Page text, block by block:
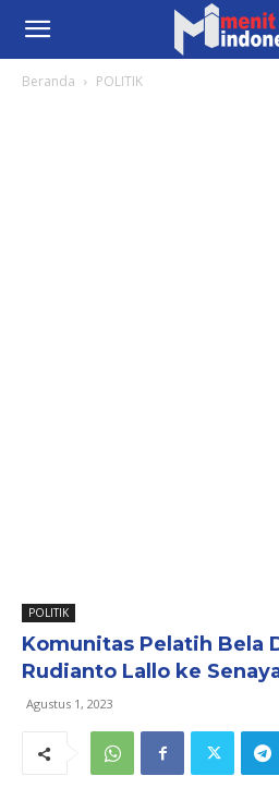
Beranda POLITIK
POLITIK
Komunitas Pelatih Bela
Rudianto Lallo ke
Agustus 1, 2023